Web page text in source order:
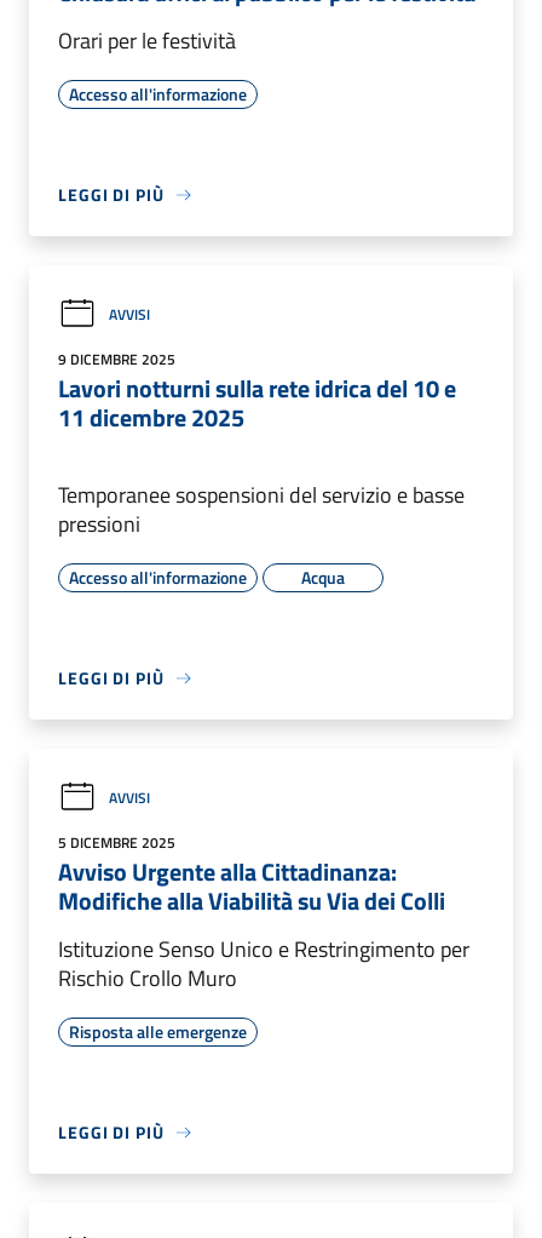
Orari per le festività
Accesso all'informazione
LEGGI DI PIÙ
AVVISI
9 DICEMBRE 2025
Lavori notturni sulla rete idrica del 10 e
11 dicembre 2025
Temporanee sospensioni del servizio e basse
pressioni
Accesso all'informazione Acqua
LEGGI DI PIÙ
AVVISI
5 DICEMBRE 2025
Avviso Urgente alla Cittadinanza:
Modifiche alla Viabilità su Via dei Colli
Istituzione Senso Unico e Restringimento per
Rischio Crollo Muro
Risposta alle emergenze
LEGGI DI PIÙ